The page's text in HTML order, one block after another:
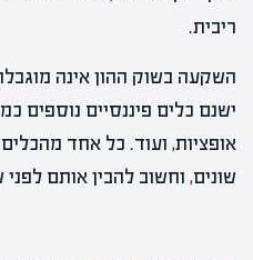
ריבית.
השקעה בשוק ההון אינה
ישנם כלים פיננסיים נוספים
אופציות, ועוד. כל אחד מהכלים
שונים, וחשוב להבין אותם